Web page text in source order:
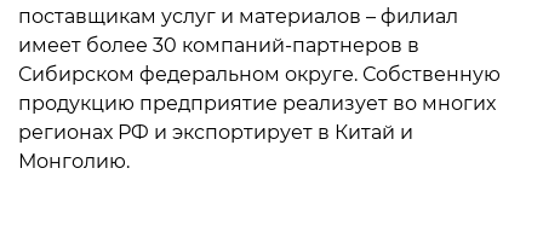
поставщикам услуг и материалов – филиал
имеет более 30 компаний-партнеров в
Сибирском федеральном округе. Собственную
продукцию предприятие реализует во многих
регионах РФ и экспортирует в Китай и
Монголию.